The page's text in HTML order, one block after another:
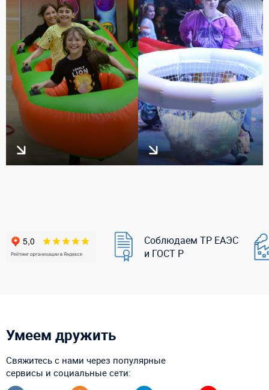
Соблюдаем ТР ЕАЭС
и ГОСТ Р
Умеем дружить
Свяжитесь с нами через популярные
сервисы и социальные сети: